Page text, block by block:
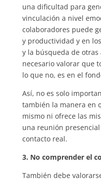
una dificultad para
vinculación a nivel
colaboradores puede
y productividad y en
y la búsqueda de otras
necesario valorar que
lo que no, es en el
Así, no es solo
también la manera en
mismo ni ofrece las
una reunión
contacto real.
3. No comprender el
También debe